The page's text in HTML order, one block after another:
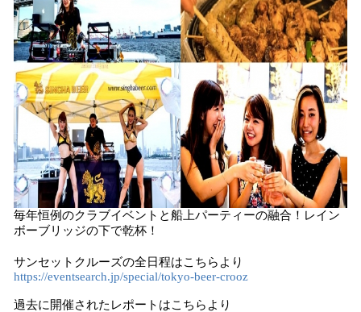
毎年恒例のクラブイベントと船上パーティーの融合！レイン
ボーブリッジの下で乾杯！
サンセットクルーズの全日程はこちらより
https://eventsearch.jp/special/tokyo-beer-crooz
過去に開催されたレポートはこちらより